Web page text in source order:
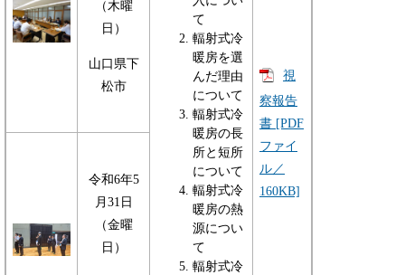
（木曜
日）
山口県下
松市
て
輻射式冷
暖房を選
んだ理由
について
輻射式冷
暖房の長
所と短所
について
輻射式冷
暖房の熱
源につい
て
輻射式冷
視
察報告
書 [PDF
ファイ
ル／
160KB]
令和6年5
月31日
（金曜
日）